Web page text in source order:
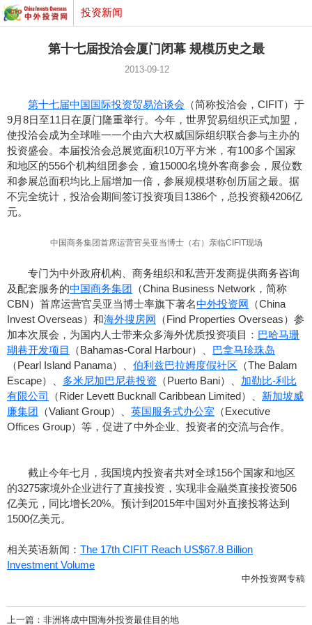
投资新闻
第十七届投洽会厦门闭幕 规模历史之最
2013-09-12
第十七届中国国际投资贸易洽谈会 （简称投洽会，CIFIT）于
9月8日至11日在厦门隆重举行。今年，世界贸易组织正式加盟，
使投洽会成为全球唯一一个由六大权威国际组织联合参与主办的
投资盛会。本届投洽会总展览面积10万平方米，有100多个国家
和地区的556个机构组团参会，逾15000名境外客商参会，展位数
和参展总面积均比上届增加一倍，参展规模堪称创历届之最。据
不完全统计，投洽会期间签订投资项目1386个，总投资额4206亿
元。
中国商务集团首席运营官吴亚当博士（右）亲临CIFIT现场
专门为中外政府机构、商务组织和私营开发商提供商务咨询
及配套服务的中国商务集团 （China Business Network，简称
CBN）首席运营官吴亚当博士率旗下著名中外投资网 （China
Invest Overseas）和海外搜房网 （Find Properties Overseas）参
加本次展会，为国内人士带来众多海外优质投资项目： 巴哈马珊
瑚巷开发项目
（Bahamas-Coral Harbour）、 巴拿马珍珠岛
（Pearl Island Panama）、 伯利兹巴拉姆度假社区 （The Balam
Escape）、 多米尼加巴尼巷投资 （Puerto Bani）、 加勒比-利比
有限公司
（Rider Levett Bucknall Caribbean Limited）、 新加坡威
廉集团 （Valiant Group）、 英国服务式办公室 （Executive
Offices Group）等，促进了中外企业、投资者的交流与合作。
截止今年七月，我国境内投资者共对全球156个国家和地区
的3275家境外企业进行了直接投资，实现非金融类直接投资506
亿美元，同比增长20%。预计到2015年中国对外直接投将达到
1500亿美元。
相关英语新闻： The 17th CIFIT Reach US$67.8 Billion
Investment Volume
中外投资网专稿
上一篇： 非洲将成中国海外投资最佳目的地